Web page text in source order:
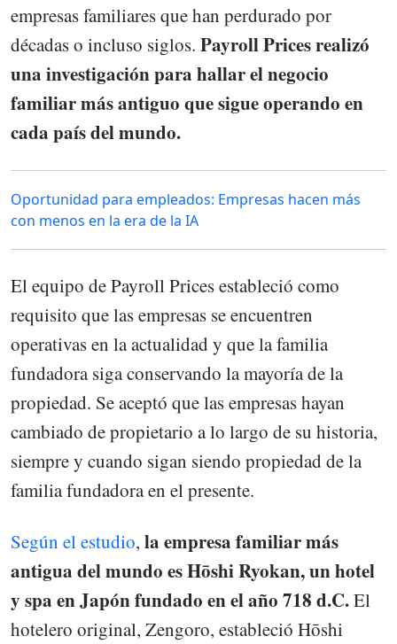
empresas familiares que han perdurado por
décadas o incluso siglos. Payroll Prices realizó
una investigación para hallar el negocio
familiar más antiguo que sigue operando en
cada país del mundo.
Oportunidad para empleados: Empresas hacen más
con menos en la era de la IA
El equipo de Payroll Prices estableció como
requisito que las empresas se encuentren
operativas en la actualidad y que la familia
fundadora siga conservando la mayoría de la
propiedad. Se aceptó que las empresas hayan
cambiado de propietario a lo largo de su historia,
siempre y cuando sigan siendo propiedad de la
familia fundadora en el presente.
Según el estudio, la empresa familiar más
antigua del mundo es Hōshi Ryokan, un hotel
y spa en Japón fundado en el año 718 d.C.El
hotelero original, Zengoro, estableció Hōshi